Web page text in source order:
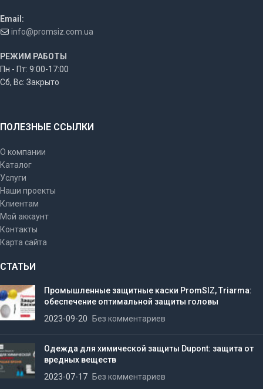
Email:
info@promsiz.com.ua
РЕЖИМ РАБОТЫ
Пн - Пт: 9:00-17:00
Сб, Вс: Закрыто
ПОЛЕЗНЫЕ ССЫЛКИ
О компании
Каталог
Услуги
Наши проекты
Клиентам
Мой аккаунт
Контакты
Карта сайта
СТАТЬИ
Промышленные защитные каски PromSIZ, Triarma:
обеспечение оптимальной защиты головы
2023-09-20
Без комментариев
Одежда для химической защиты Dupont: защита от
вредных веществ
2023-07-17
Без комментариев